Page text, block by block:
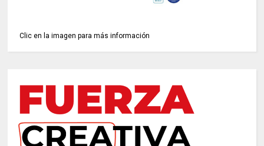
Clic en la imagen para más información